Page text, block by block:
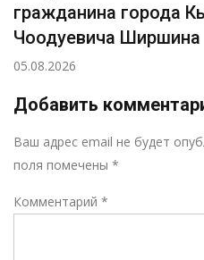
гражданина города
Чоодуевича Ширшина
05.08.2026
Добавить
Ваш адрес email не будет
поля помечены *
Комментарий *